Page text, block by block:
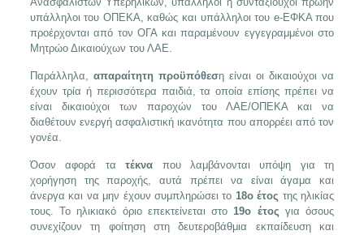
υπάλληλοι του ΟΠΕΚΑ, καθώς και υπάλληλοι του e-ΕΦΚΑ που
προέρχονται από τον ΟΓΑ και παραμένουν εγγεγραμμένοι στο
Μητρώο Δικαιούχων του ΛΑΕ.
Παράλληλα, απαραίτητη προϋπόθεση είναι οι δικαιούχοι να
έχουν τρία ή περισσότερα παιδιά, τα οποία επίσης πρέπει να
είναι δικαιούχοι των παροχών του ΛΑΕ/ΟΠΕΚΑ και να
διαθέτουν ενεργή ασφαλιστική ικανότητα που απορρέει από τον
γονέα.
Όσον αφορά τατέκνα που λαμβάνονται υπόψη για τη
χορήγηση της παροχής, αυτά πρέπει να είναι άγαμα και
άνεργα και να μην έχουν συμπληρώσει το 18ο έτος της ηλικίας
τους. Το ηλικιακό όριο επεκτείνεται στο 19ο έτος για όσους
συνεχίζουν τη φοίτηση στη δευτεροβάθμια εκπαίδευση και